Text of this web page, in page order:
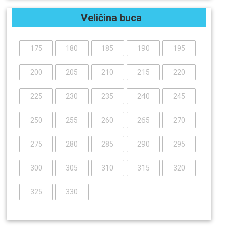
Veličina buca
175 180 185 190 195
200 205 210 215 220
225 230 235 240 245
250 255 260 265 270
275 280 285 290 295
300 305 310 315 320
325 330